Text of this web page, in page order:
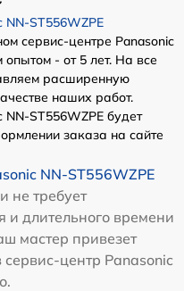
NN-ST556WZPE
сервис-центре Panasonic
- от 5 лет. На все
расширенную
наших работ.
NN-ST556WZPE будет
заказа на сайте
NN-ST556WZPE
не требует
и длительного времени
мастер привезет
центр Panasonic